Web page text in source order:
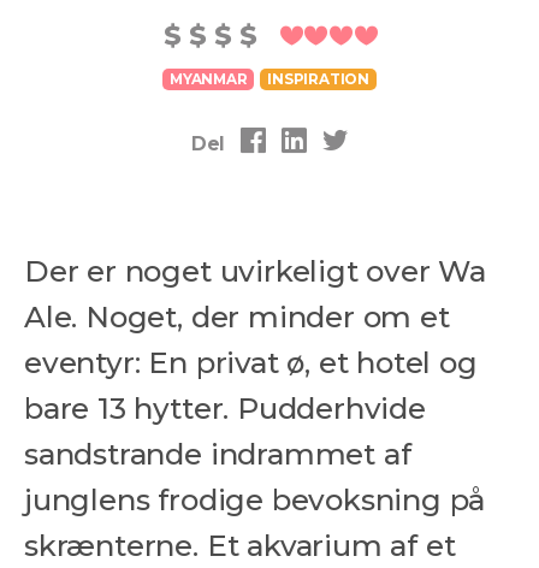
MYANMAR INSPIRATION
Del
Der er noget uvirkeligt over Wa
Ale. Noget, der minder om et
eventyr: En privat ø, et hotel og
bare 13 hytter. Pudderhvide
sandstrande indrammet af
junglens frodige bevoksning på
skrænterne. Et akvarium af et